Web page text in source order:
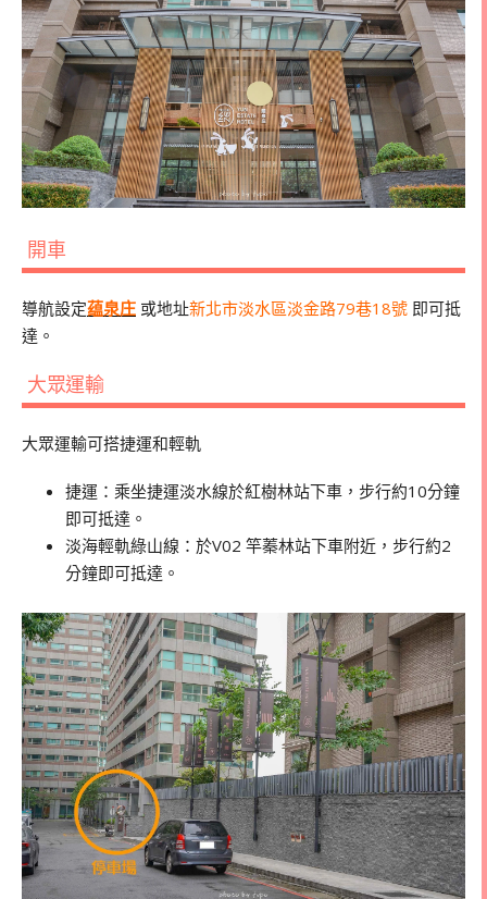
開車
導航設定蕴泉庄 或地址新北市淡水區淡金路79巷18號 即可抵
達。
大眾運輸
大眾運輸可搭捷運和輕軌
捷運：乘坐捷運淡水線於紅樹林站下車，步行約10分鐘
即可抵達。
淡海輕軌綠山線：於V02 竿蓁林站下車附近，步行約2
分鐘即可抵達。